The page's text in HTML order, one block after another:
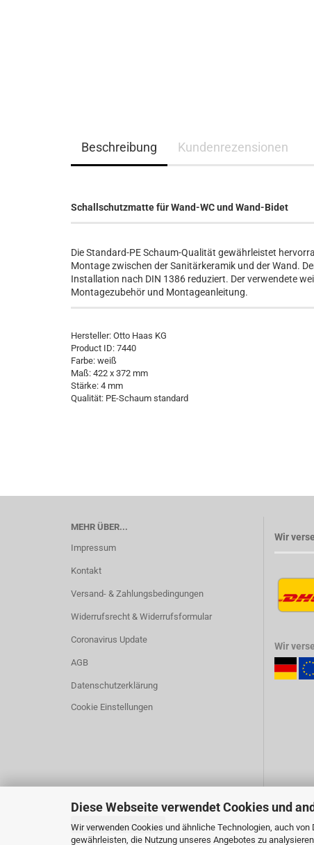
Diese Webseite verwendet Cookies und
Wir verwenden Cookies und ähnliche Technologien, auch
gewährleisten, die Nutzung unseres Angebotes zu
Beschreibung Kundenrezensionen
Schallschutzmatte für Wand-WC und Wand-Bidet
Die Standard-PE Schaum-Qualität gewährleistet
Montage zwischen der Sanitärkeramik und der Wand.
Installation nach DIN 1386 reduziert. Der verwendete
Montagezubehör und Montageanleitung.
Hersteller: Otto Haas KG
Product ID: 7440
Farbe: weiß
Maß: 422 x 372 mm
Stärke: 4 mm
Qualität: PE-Schaum standard
MEHR ÜBER...
Impressum
Kontakt
Versand- & Zahlungsbedingungen
Widerrufsrecht & Widerrufsformular
Coronavirus Update
AGB
Datenschutzerklärung
Cookie Einstellungen
Wir
Wir
Vertrag widerrufen